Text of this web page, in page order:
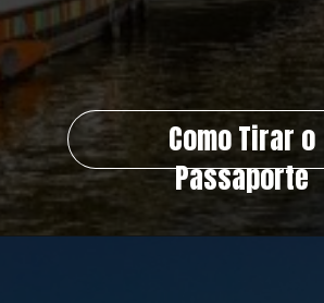
Como Tirar o
Passaporte